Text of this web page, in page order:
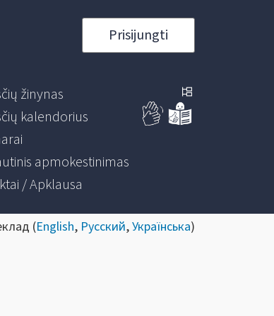
Prisijungti
žinynas
kalendorius
apmokestinimas
/ Apklausa
(English, Русский,Українська)